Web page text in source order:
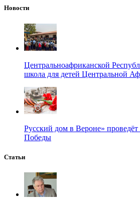
Новости
Центральноафриканской
школа для детей Центральной
Русский дом в Вероне»
Победы
Статьи